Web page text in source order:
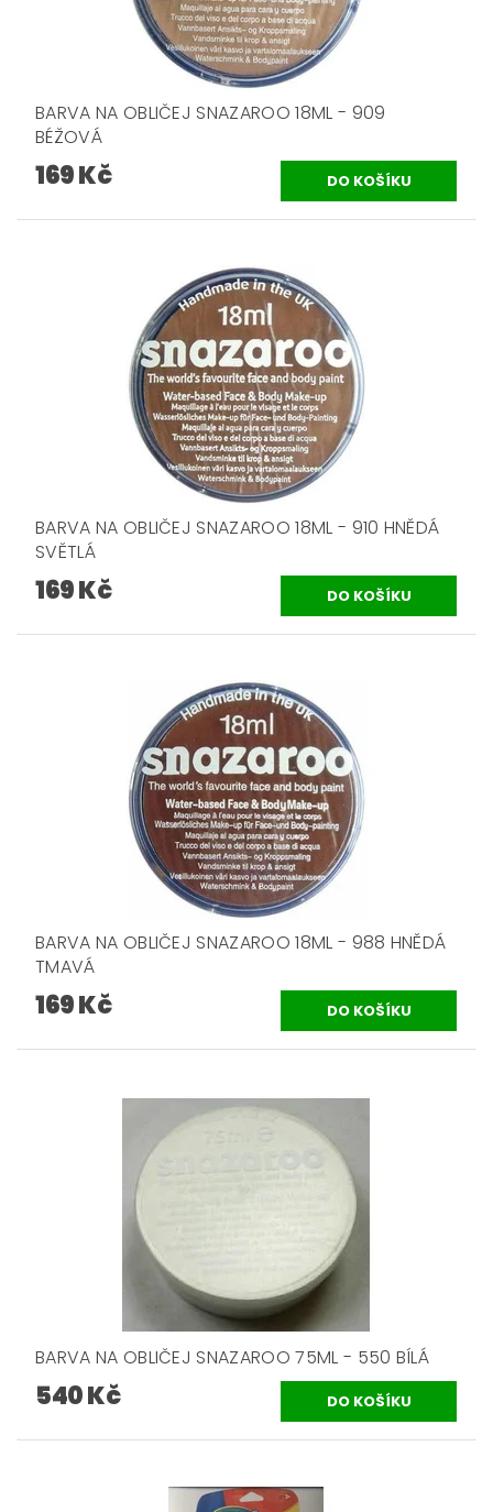
BARVA NA OBLIČEJ SNAZAROO 18ML - 909
BÉŽOVÁ
169 Kč
BARVA NA OBLIČEJ SNAZAROO 18ML - 910 HNĚDÁ
SVĚTLÁ
169 Kč
BARVA NA OBLIČEJ SNAZAROO 18ML - 988 HNĚDÁ
TMAVÁ
169 Kč
BARVA NA OBLIČEJ SNAZAROO 75ML - 550 BÍLÁ
540 Kč